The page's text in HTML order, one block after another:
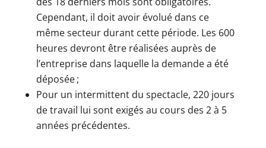
Cependant, il doit avoir évolué dans ce
même secteur durant cette période. Les 600
heures devront être réalisées auprès de
l’entreprise dans laquelle la demande a été
déposée ;
Pour un intermittent du spectacle, 220 jours
de travail lui sont exigés au cours des 2 à 5
années précédentes.